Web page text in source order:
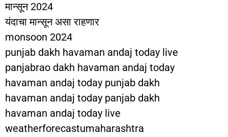
मान्सून 2024
यंदाचा मान्सून असा राहणार
monsoon 2024
punjab dakh havaman andaj today live
panjabrao dakh havaman andaj today
havaman andaj today punjab dakh
havaman andaj today panjab dakh
havaman andaj today live
weatherforecastumaharashtra